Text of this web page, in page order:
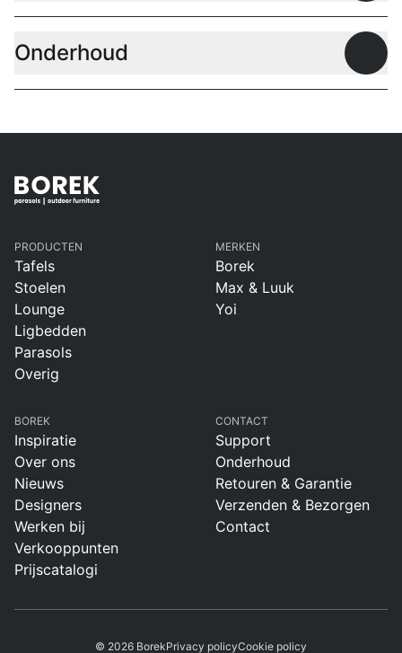
Onderhoud
PRODUCTEN
Tafels
Stoelen
Lounge
Ligbedden
Parasols
Overig
MERKEN
Borek
Max & Luuk
Yoi
BOREK
Inspiratie
Over ons
Nieuws
Designers
Werken bij
Verkooppunten
Prijscatalogi
CONTACT
Support
Onderhoud
Retouren & Garantie
Verzenden & Bezorgen
Contact
© 2026 BorekPrivacy policyCookie policy